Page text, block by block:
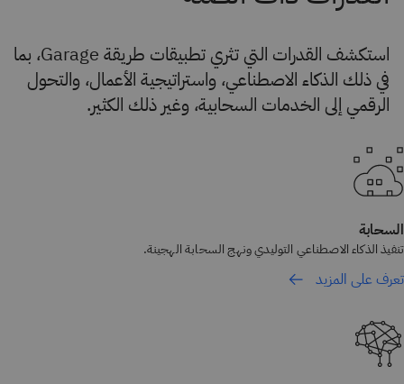
استكشف القدرات التي تثري تطبيقات طريقة Garage، بما
في ذلك الذكاء الاصطناعي، واستراتيجية الأعمال، والتحول
الرقمي إلى الخدمات السحابية، وغير ذلك الكثير.
السحابة
تنفيذ الذكاء الاصطناعي التوليدي ونهج السحابة الهجينة.
تعرف على المزيد